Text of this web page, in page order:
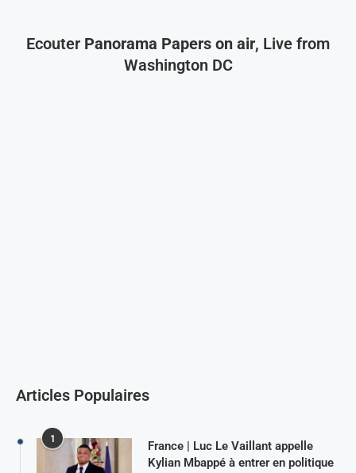
Ecouter Panorama Papers on air, Live from
Washington DC
Articles Populaires
1
France | Luc Le Vaillant appelle
Kylian Mbappé à entrer en politique